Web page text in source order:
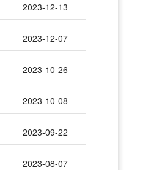
2023-12-13
2023-12-07
2023-10-26
2023-10-08
2023-09-22
2023-08-07